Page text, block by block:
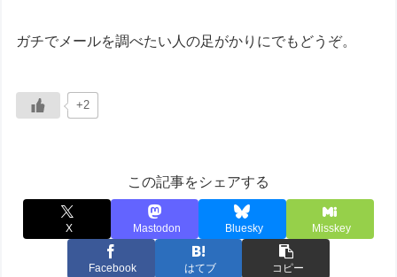
ガチでメールを調べたい人の足がかりにでもどうぞ。
+2
この記事をシェアする
X Mastodon Bluesky Misskey
Facebook はてブ コピー